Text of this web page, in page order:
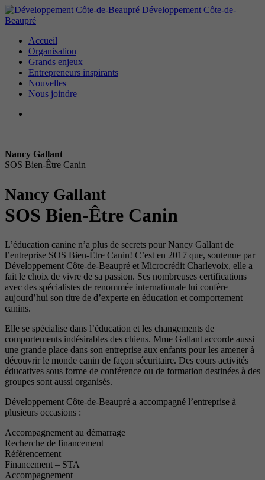
Développement Côte-de-
Beaupré
Accueil
Organisation
Grands enjeux
Entrepreneurs inspirants
Nouvelles
Nous joindre
Nancy Gallant
SOS Bien-Être Canin
Nancy Gallant
SOS Bien-Être Canin
L’éducation canine n’a plus de secrets pour Nancy Gallant de
l’entreprise SOS Bien-Être Canin! C’est en 2017 que, soutenue par
Développement Côte-de-Beaupré et Microcrédit Charlevoix, elle a
fait le choix de vivre de sa passion. Ses nombreuses certifications
avec des spécialistes de renommée internationale lui confère
aujourd’hui son titre de d’experte en éducation et comportement
canins.
Elle se spécialise dans l’éducation et les changements de
comportements indésirables des chiens. Mme Gallant accorde aussi
une grande place dans son entreprise aux enfants pour les amener à
découvrir le monde canin de façon sécuritaire. Des cours activités
éducatives sous forme de conférence ou de formation destinées à des
groupes sont aussi organisés.
Développement Côte-de-Beaupré a accompagné l’entreprise à
plusieurs occasions :
Accompagnement au démarrage
Recherche de financement
Référencement
Financement – STA
Accompagnement